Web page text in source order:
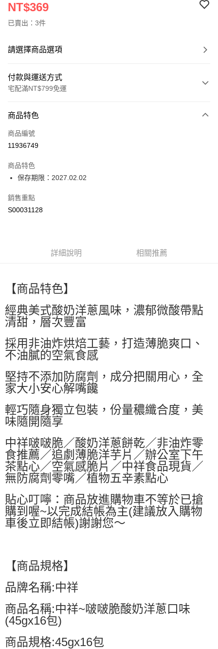
NT$369
已賣出：3件
請選擇商品選項
付款與運送方式
宅配滿NT$799免運
信用卡一次付款
LINE Pay
街口支付
全盈+PAY
ATM付款
國家/地區配送0330
商品特色
商品編號
11936749
商品特色
保存期限：2027.02.02
銷售重點
S00031128
詳細說明 相關推薦
【商品特色】
經典美式酸奶洋蔥風味，濃郁微酸帶點
清甜，層次豐富
採用非油炸烘焙工藝，打造薄脆爽口、
不油膩的空氣食感
堅持不添加防腐劑，成分把關用心，全
家大小安心解嘴饞
輕巧隨身獨立包裝，份量穠纖合度，美
味隨開隨享
中祥啵啵脆／酸奶洋蔥餅乾／非油炸零
食推薦／追劇薄脆洋芋片／辦公室下午
茶點心／空氣感脆片／中祥食品現貨／
無防腐劑零嘴／植物五辛素點心
貼心叮嚀：商品放進購物車不等於已搶
購到喔~以完成結帳為主(建議放入購物
車後立即結帳)謝謝您～
【商品規格】
品牌名稱:中祥
商品名稱:中祥~啵啵脆酸奶洋蔥口味
(45gx16包)
商品規格:45gx16包